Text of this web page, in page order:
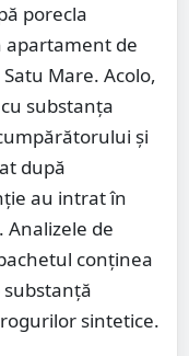
porecla
apartament de
Mare. Acolo,
substanța
și
după
au intrat în
de
conținea
substanță
sintetice.